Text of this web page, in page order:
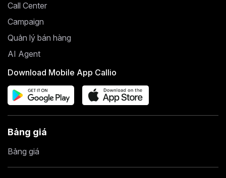
Call Center
Campaign
Quản lý bán hàng
AI Agent
Download Mobile App Callio
Bảng giá
Bảng giá